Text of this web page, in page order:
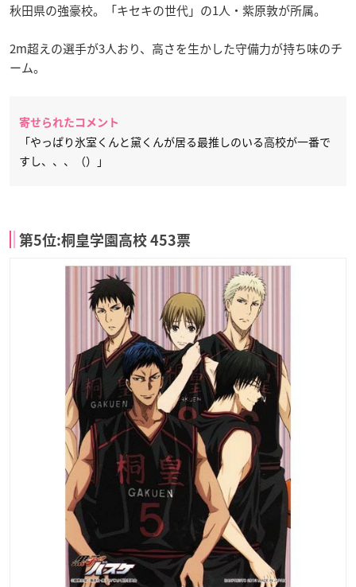
秋田県の強豪校。「キセキの世代」の1人・紫原敦が所属。
2m超えの選手が3人おり、高さを生かした守備力が持ち味のチ
ーム。
寄せられたコメント
「やっぱり氷室くんと黛くんが居る最推しのいる高校が一番で
すし、、、（）」
第5位:桐皇学園高校 453票